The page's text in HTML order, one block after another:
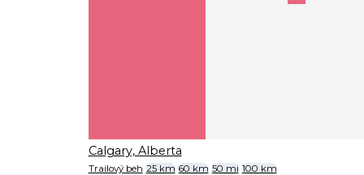
Calgary, Alberta
Trailový beh 25 km 60 km 50 mi 100 km